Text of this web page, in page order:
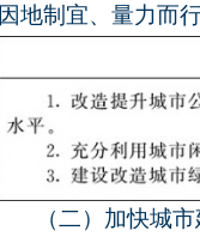
因地制宜、量力而
（二）加快城